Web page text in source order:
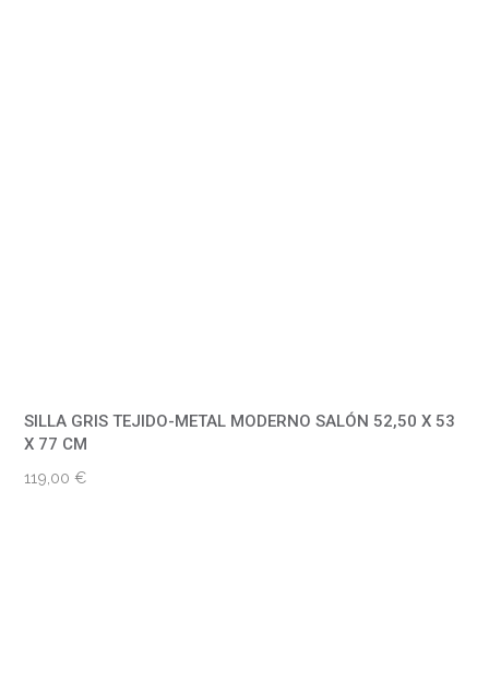
SILLA GRIS TEJIDO-METAL MODERNO SALÓN 52,50 X 53
X 77 CM
119,00€